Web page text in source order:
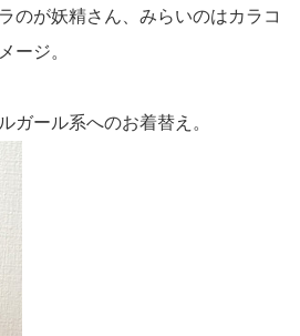
のが妖精さん、みらいのはカラコ
ージ。
ガール系へのお着替え。